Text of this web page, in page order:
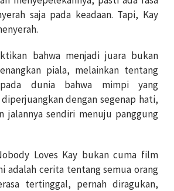
saja pada keadaan. Tapi, Kay
bahwa menjadi juara bukan
piala, melainkan tentang
dunia bahwa mimpi yang
dengan segenap hati,
jalannya sendiri menuju panggung
Loves Kay bukan cuma film
adalah cerita tentang semua orang
tertinggal, pernah diragukan,